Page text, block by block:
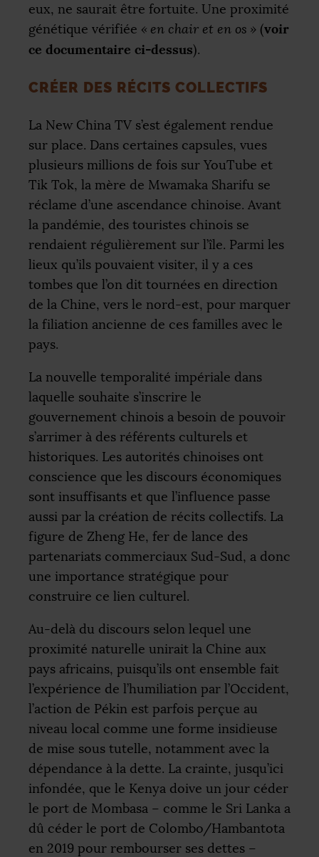
eux, ne saurait être fortuite. Une proximité
génétique vérifiée « en chair et en os » (voir
ce documentaire ci-dessus).
CRÉER DES RÉCITS COLLECTIFS
La New China TV s’est également rendue
sur place. Dans certaines capsules, vues
plusieurs millions de fois sur YouTube et
Tik Tok, la mère de Mwamaka Sharifu se
réclame d’une ascendance chinoise. Avant
la pandémie, des touristes chinois se
rendaient régulièrement sur l’île. Parmi les
lieux qu’ils pouvaient visiter, il y a ces
tombes que l’on dit tournées en direction
de la Chine, vers le nord-est, pour marquer
la filiation ancienne de ces familles avec le
pays.
La nouvelle temporalité impériale dans
laquelle souhaite s’inscrire le
gouvernement chinois a besoin de pouvoir
s’arrimer à des référents culturels et
historiques. Les autorités chinoises ont
conscience que les discours économiques
sont insuffisants et que l’influence passe
aussi par la création de récits collectifs. La
figure de Zheng He, fer de lance des
partenariats commerciaux Sud-Sud, a donc
une importance stratégique pour
construire ce lien culturel.
Au-delà du discours selon lequel une
proximité naturelle unirait la Chine aux
pays africains, puisqu’ils ont ensemble fait
l’expérience de l’humiliation par l’Occident,
l’action de Pékin est parfois perçue au
niveau local comme une forme insidieuse
de mise sous tutelle, notamment avec la
dépendance à la dette. La crainte, jusqu’ici
infondée, que le Kenya doive un jour céder
le port de Mombasa – comme le Sri Lanka a
dû céder le port de Colombo/Hambantota
en 2019 pour rembourser ses dettes –